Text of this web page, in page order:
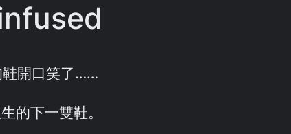
鞋開口笑了……
的下一雙鞋。